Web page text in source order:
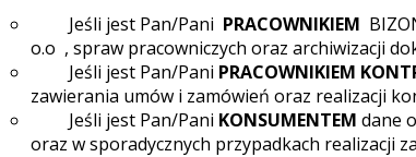
Jeśli jest Pan/Pani PRACOWNIKIEM
o.o , spraw pracowniczych oraz archiwizacji
Jeśli jest Pan/Pani PRACOWNIKIEM
zawierania umów i zamówień oraz realizacji
Jeśli jest Pan/Pani KONSUMENTEM dane
oraz w sporadycznych przypadkach realizacji